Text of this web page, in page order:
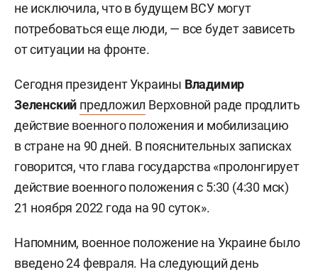
не исключила, что в будущем ВСУ могут
потребоваться еще люди, — все будет зависеть
от ситуации на фронте.
Сегодня президент Украины Владимир
Зеленский предложил Верховной раде продлить
действие военного положения и мобилизацию
в стране на 90 дней. В пояснительных записках
говорится, что глава государства «пролонгирует
действие военного положения с 5:30 (4:30 мск)
21 ноября 2022 года на 90 суток».
Напомним, военное положение на Украине было
введено 24 февраля. На следующий день